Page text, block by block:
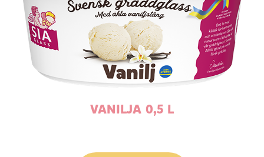
VANILJA 0,5 L